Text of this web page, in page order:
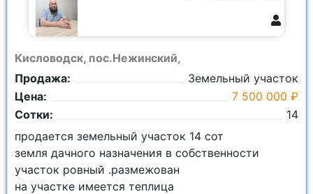
Кисловодск, пос.Нежинский,
Продажа:
Земельный участок
Цена:
7 500 000 ₽
Сотки:
14
продается земельный участок 14 сот
земля дачного назначения в собственности
участок ровный .размежован
на участке имеется теплица